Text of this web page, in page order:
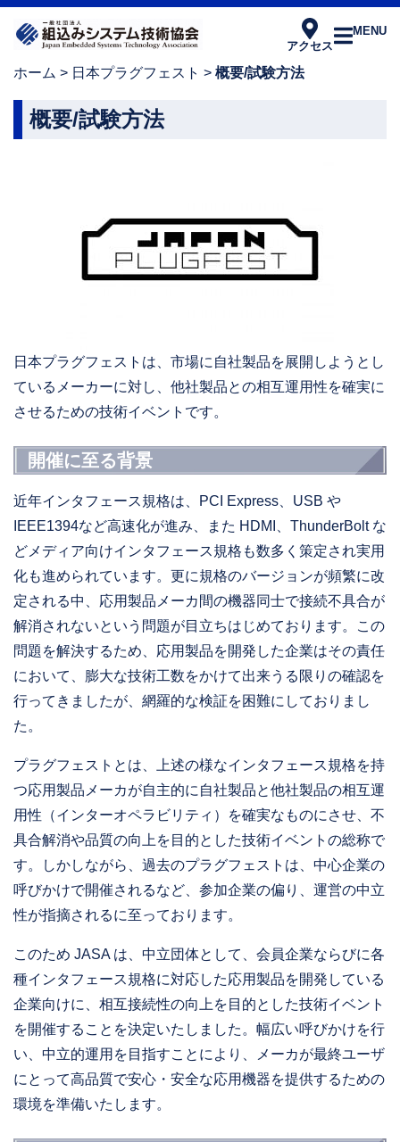
アクセス
MENU
ホーム > 日本プラグフェスト > 概要/試験方法
概要/試験方法
日本プラグフェストは、市場に自社製品を展開しようとし
ているメーカーに対し、他社製品との相互運用性を確実に
させるための技術イベントです。
開催に至る背景
近年インタフェース規格は、PCI Express、USB や
IEEE1394など高速化が進み、また HDMI、ThunderBolt な
どメディア向けインタフェース規格も数多く策定され実用
化も進められています。更に規格のバージョンが頻繁に改
定される中、応用製品メーカ間の機器同士で接続不具合が
解消されないという問題が目立ちはじめております。この
問題を解決するため、応用製品を開発した企業はその責任
において、膨大な技術工数をかけて出来うる限りの確認を
行ってきましたが、網羅的な検証を困難にしておりまし
た。
プラグフェストとは、上述の様なインタフェース規格を持
つ応用製品メーカが自主的に自社製品と他社製品の相互運
用性（インターオペラビリティ）を確実なものにさせ、不
具合解消や品質の向上を目的とした技術イベントの総称で
す。しかしながら、過去のプラグフェストは、中心企業の
呼びかけで開催されるなど、参加企業の偏り、運営の中立
性が指摘されるに至っております。
このため JASA は、中立団体として、会員企業ならびに各
種インタフェース規格に対応した応用製品を開発している
企業向けに、相互接続性の向上を目的とした技術イベント
を開催することを決定いたしました。幅広い呼びかけを行
い、中立的運用を目指すことにより、メーカが最終ユーザ
にとって高品質で安心・安全な応用機器を提供するための
環境を準備いたします。